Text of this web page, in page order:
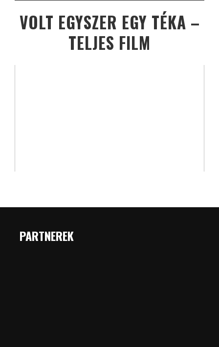
VOLT EGYSZER EGY TÉKA –
TELJES FILM
PARTNEREK